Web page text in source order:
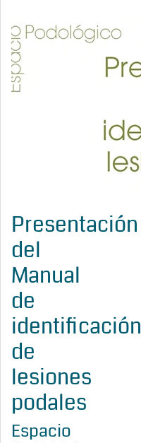
Presentación
del
Manual
de
identificación
de
lesiones
podales
Espacio